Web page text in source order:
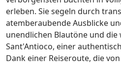
erleben. Sie segeln durch
atemberaubende Ausblicke
unendlichen Blautöne und die
Sant'Antioco, einer
Dank einer Reiseroute, die